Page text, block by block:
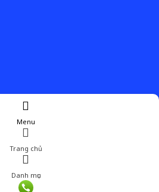
Menu
Trang chủ
Danh mục